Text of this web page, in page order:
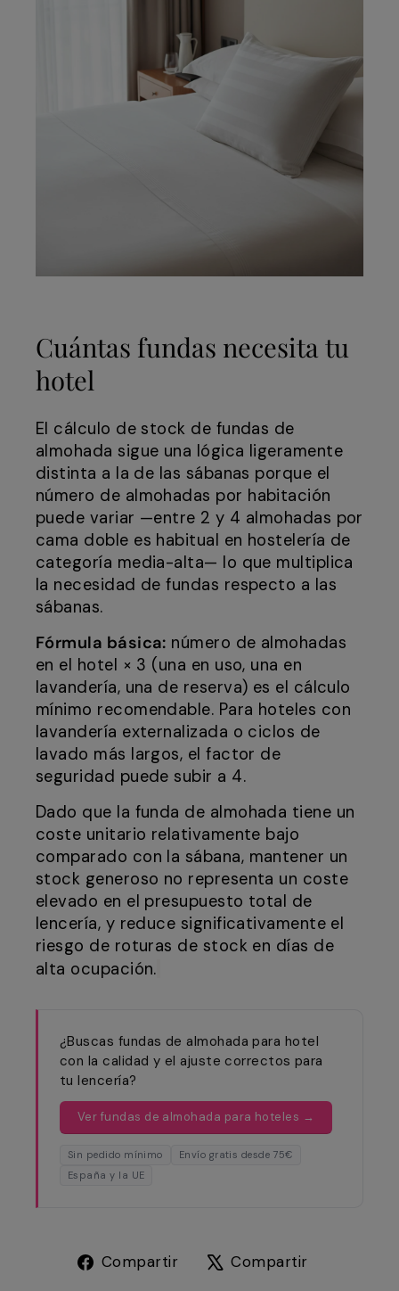
Cuántas fundas necesita tu
hotel
El cálculo de stock de fundas de
almohada sigue una lógica ligeramente
distinta a la de las sábanas porque el
número de almohadas por habitación
puede variar —entre 2 y 4 almohadas por
cama doble es habitual en hostelería de
categoría media-alta— lo que multiplica
la necesidad de fundas respecto a las
sábanas.
Fórmula básica: número de almohadas
en el hotel × 3 (una en uso, una en
lavandería, una de reserva) es el cálculo
mínimo recomendable. Para hoteles con
lavandería externalizada o ciclos de
lavado más largos, el factor de
seguridad puede subir a 4.
Dado que la funda de almohada tiene un
coste unitario relativamente bajo
comparado con la sábana, mantener un
stock generoso no representa un coste
elevado en el presupuesto total de
lencería, y reduce significativamente el
riesgo de roturas de stock en días de
alta ocupación.
¿Buscas fundas de almohada para hotel
con la calidad y el ajuste correctos para
tu lencería?
Ver fundas de almohada para hoteles →
Sin pedido mínimo
Envío gratis desde 75€
España y la UE
Compartir
Compartir
Compartir